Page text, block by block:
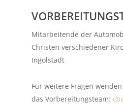
Mitarbeitende der
Christen verschiedener
Ingolstadt
Für weitere Fragen
das Vorbereitungsteam: